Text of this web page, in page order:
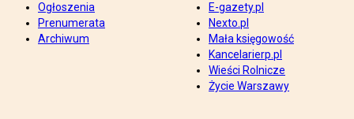
Ogłoszenia
Prenumerata
Archiwum
E-gazety.pl
Nexto.pl
Mała księgowość
Kancelarierp.pl
Wieści Rolnicze
Życie Warszawy